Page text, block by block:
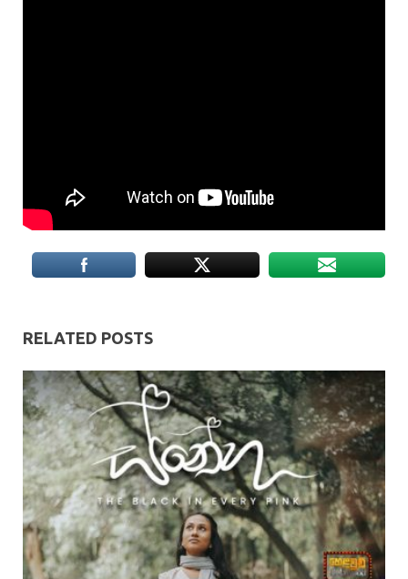
RELATED POSTS